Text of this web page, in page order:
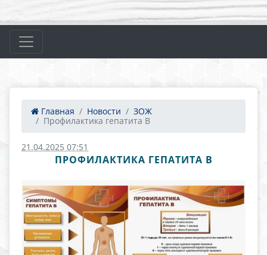
Главная Новости
ЗОЖ
Профилактика гепатита В
21.04.2025 07:51
ПРОФИЛАКТИКА ГЕПАТИТА В